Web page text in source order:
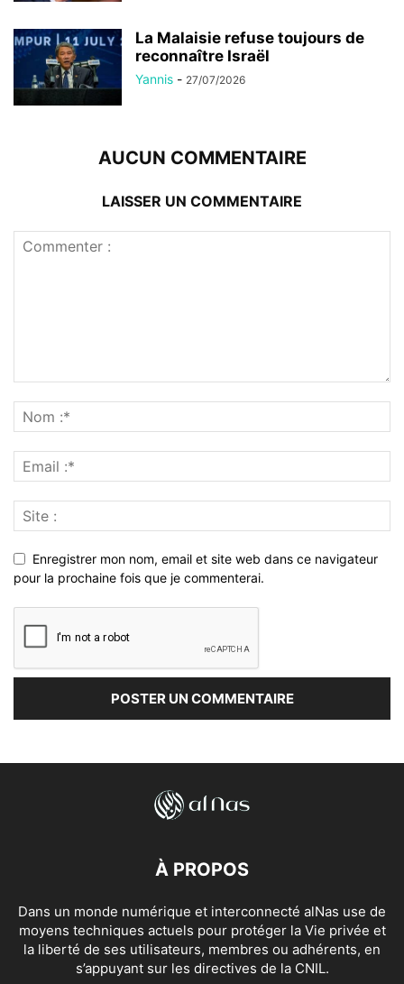
La Malaisie refuse toujours de
reconnaître Israël
Yannis - 27/07/2026
AUCUN COMMENTAIRE
LAISSER UN COMMENTAIRE
Enregistrer mon nom, email et site web dans ce navigateur
pour la prochaine fois que je commenterai.
À PROPOS
Dans un monde numérique et interconnecté alNas use de
moyens techniques actuels pour protéger la Vie privée et
la liberté de ses utilisateurs, membres ou adhérents, en
s’appuyant sur les directives de la CNIL.